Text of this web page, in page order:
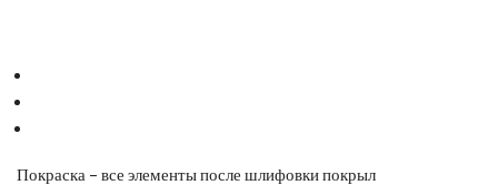
Покраска – все элементы после шлифовки покрыл